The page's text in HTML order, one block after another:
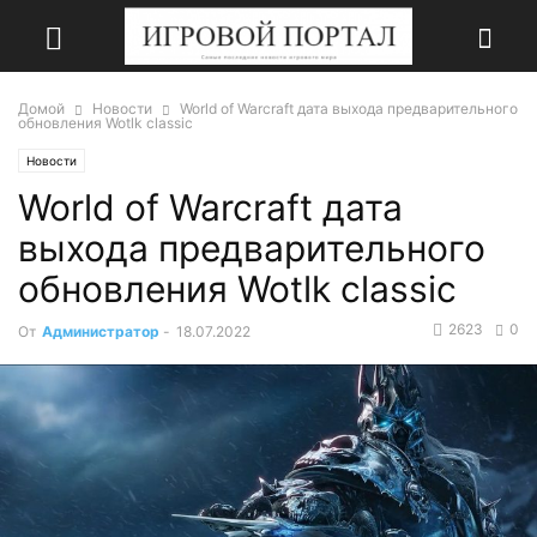
Домой Новости
World of Warcraft дата выхода предварительного
обновления Wotlk classic
Новости
World of Warcraft дата
выхода предварительного
обновления Wotlk classic
От Администратор - 18.07.2022 0
2623